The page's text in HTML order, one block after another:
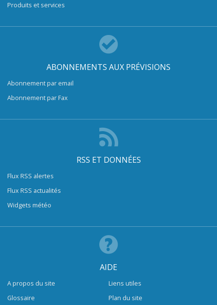
Produits et services
ABONNEMENTS AUX PRÉVISIONS
Abonnement par email
Abonnement par Fax
RSS ET DONNÉES
Flux RSS alertes
Flux RSS actualités
Widgets météo
AIDE
A propos du site
Glossaire
Liens utiles
Plan du site